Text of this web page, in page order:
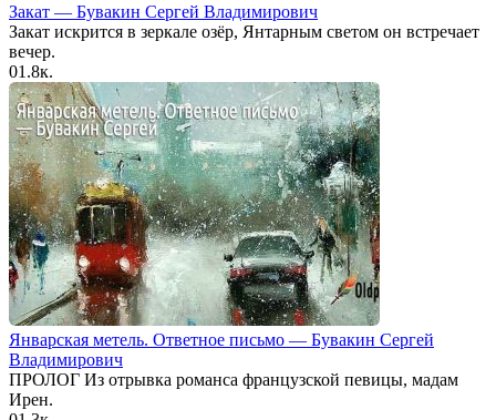
Закат — Бувакин Сергей Владимирович
Закат искрится в зеркале озёр, Янтарным светом он встречает
вечер.
01.8к.
Январская метель. Ответное письмо — Бувакин Сергей
Владимирович
ПРОЛОГ Из отрывка романса французской певицы, мадам
Ирен.